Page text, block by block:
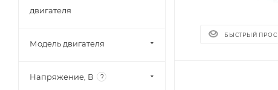
БЫСТРЫЙ
двигателя
Модель двигателя
Напряжение, В ?